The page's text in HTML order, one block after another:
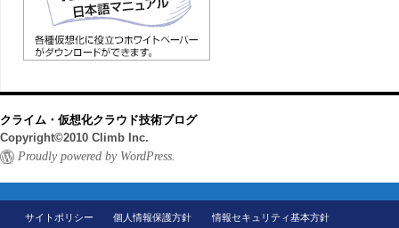
クライム・仮想化クラウド技術ブログ
Copyright©2010 Climb Inc.
Proudly powered by WordPress.
サイトポリシー 個人情報保護方針 情報セキュリティ基本方針